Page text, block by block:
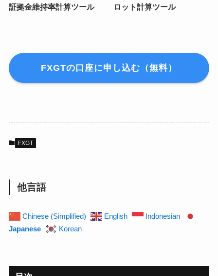
証拠金維持率計算ツール ロット計算ツール
FXGTの口座に申し込む（無料）
FXGT
他言語
Chinese (Simplified) English
Indonesian
Japanese
Korean